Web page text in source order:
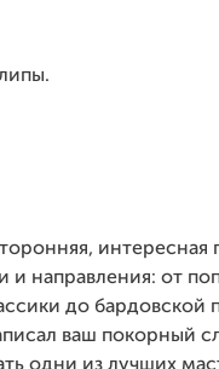
интересная
и направления: от
до бардовской
ваш покорный